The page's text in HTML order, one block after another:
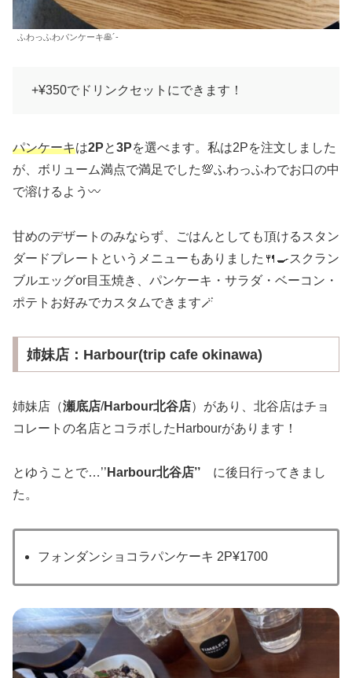
ふわっふわパンケーキ🥞´-
+¥350でドリンクセットにできます！
パンケーキは2Pと3Pを選べます。私は2Pを注文しました
が、ボリューム満点で満足でした💯ふわっふわでお口の中
で溶けるよう〰️
甘めのデザートのみならず、ごはんとしても頂けるスタン
ダードプレートというメニューもありました🍴🍳スクラン
ブルエッグor目玉焼き、パンケーキ・サラダ・ベーコン・
ポテトお好みでカスタムできます🪄
姉妹店：Harbour(trip cafe okinawa)
姉妹店（瀬底店/Harbour北谷店）があり、北谷店はチョ
コレートの名店とコラボしたHarbourがあります！
とゆうことで…’’ Harbour北谷店’’ に後日行ってきまし
た。
フォンダンショコラパンケーキ 2P¥1700